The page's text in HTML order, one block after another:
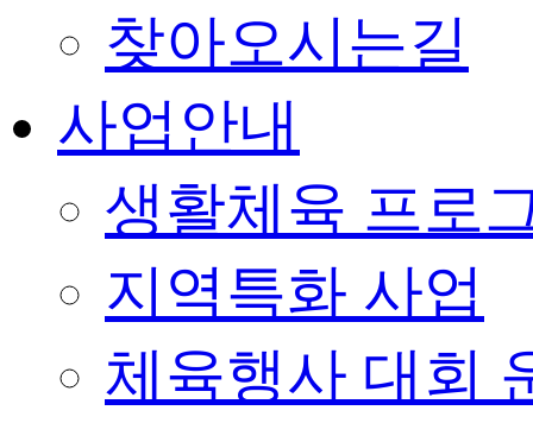
찾아오시는길
사업안내
생활체육 프로
지역특화 사업
체육행사 대회